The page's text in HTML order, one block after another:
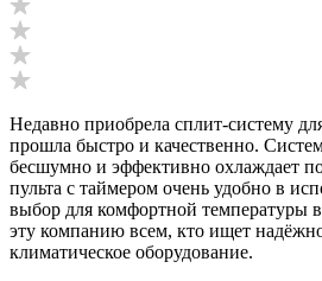
Недавно приобрела сплит-систему
прошла быстро и качественно.
бесшумно и эффективно охлаждает
пульта с таймером очень удобно в
выбор для комфортной температуры
эту компанию всем, кто ищет
климатическое оборудование.